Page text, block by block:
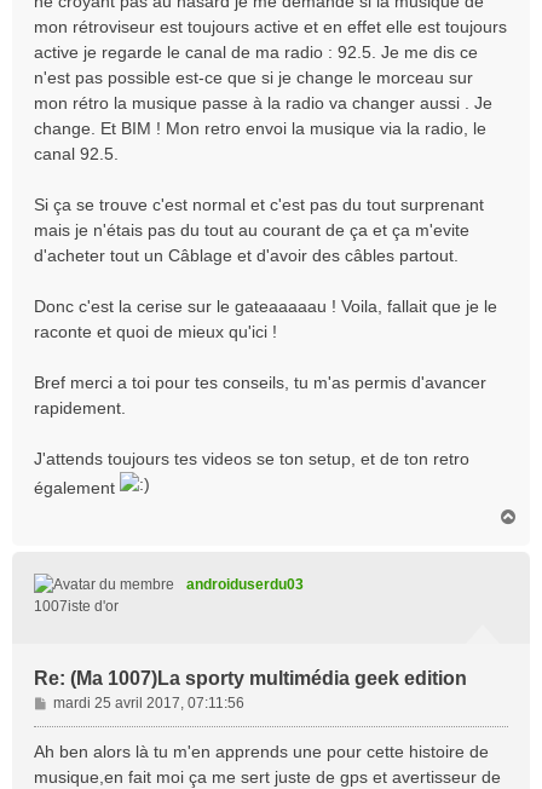
mon rétroviseur est toujours active et en effet elle est toujours
active je regarde le canal de ma radio : 92.5. Je me dis ce
n'est pas possible est-ce que si je change le morceau sur
mon rétro la musique passe à la radio va changer aussi . Je
change. Et BIM ! Mon retro envoi la musique via la radio, le
canal 92.5.
Si ça se trouve c'est normal et c'est pas du tout surprenant
mais je n'étais pas du tout au courant de ça et ça m'evite
d'acheter tout un Câblage et d'avoir des câbles partout.
Donc c'est la cerise sur le gateaaaaau ! Voila, fallait que je le
raconte et quoi de mieux qu'ici !
Bref merci a toi pour tes conseils, tu m'as permis d'avancer
rapidement.
J'attends toujours tes videos se ton setup, et de ton retro
également
androiduserdu03
1007iste d'or
Re: (Ma 1007)La sporty multimédia geek edition
M
e
s
mardi 25 avril 2017, 07:11:56
Ah ben alors là tu m'en apprends une pour cette histoire de
musique,en fait moi ça me sert juste de gps et avertisseur de